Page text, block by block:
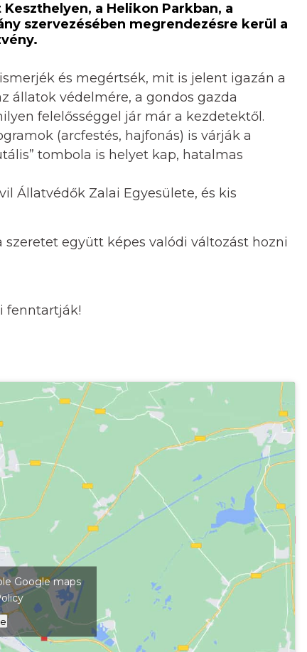
a Helikon Parkban, a
szervezésében megrendezésre kerül a
és megértsék, mit is jelent igazán a
állatok védelmére, a gondos gazda
felelősséggel jár már a kezdetektől.
(arcfestés, hajfonás) is várják a
tombola is helyet kap, hatalmas
Állatvédők Zalai Egyesülete, és kis
szeretet együtt képes valódi változást hozni
fenntartják!
Google maps